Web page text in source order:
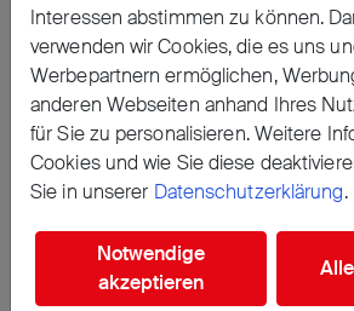
Interessen abstimmen zu können.
verwenden wir Cookies, die es uns
Werbepartnern ermöglichen,
anderen Webseiten anhand Ihres
für Sie zu personalisieren. Weitere
Cookies und wie Sie diese
Sie in unserer Datenschutzerklärung.
Notwendige
akzeptieren
können. Die Reste stammen
unserer eigenen Herstellung, als
anderen regionalen
Waste für Alle!
Erzählen Sie es Ihren